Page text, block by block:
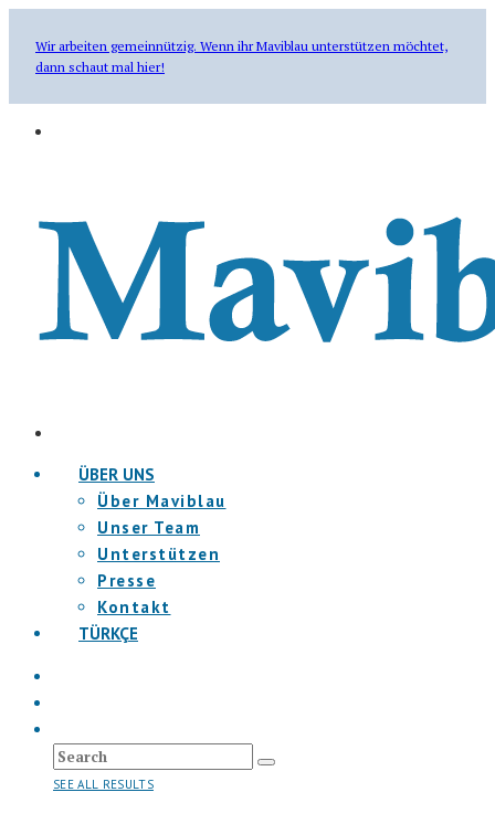
Wir arbeiten gemeinnützig. Wenn ihr Maviblau unterstützen möchtet,
dann schaut mal hier!
ÜBER UNS
Über Maviblau
Unser Team
Unterstützen
Presse
Kontakt
TÜRKÇE
SEE ALL RESULTS